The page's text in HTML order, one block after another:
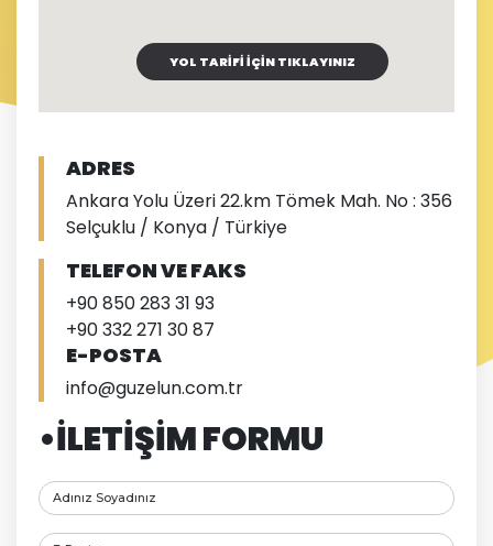
YOL TARİFİ İÇİN TIKLAYINIZ
ADRES
Ankara Yolu Üzeri 22.km Tömek Mah. No : 356
Selçuklu / Konya / Türkiye
TELEFON VE FAKS
+90 850 283 31 93
+90 332 271 30 87
E-POSTA
info@guzelun.com.tr
•İLETİŞİM FORMU